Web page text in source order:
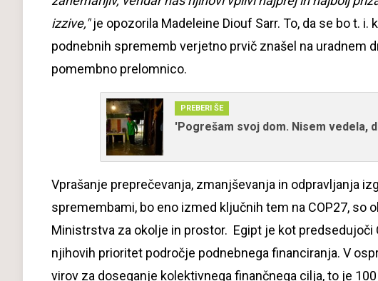
izzive,"je opozorila Madeleine Diouf Sarr. To, da se bo t.
podnebnih sprememb verjetno prvič znašel na uradnem
pomembno prelomnico.
PREBERI ŠE
'Pogrešam svoj dom. Nisem vedela,
Vprašanje preprečevanja, zmanjševanja in odpravljanja
spremembami, bo eno izmed ključnih tem na COP27, so
Ministrstva za okolje in prostor. Egipt je kot predsedujoči
njihovih prioritet področje podnebnega financiranja. V
virov za doseganje kolektivnega finančnega cilja, to je